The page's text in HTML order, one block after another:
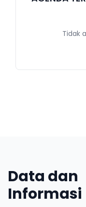
Tidak
Data dan
Informasi